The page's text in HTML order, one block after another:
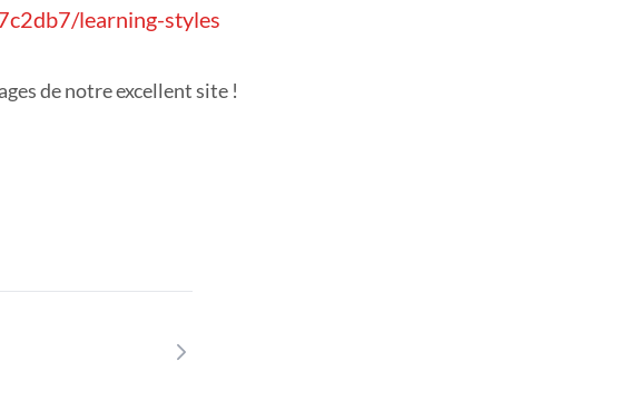
learning-styles
de notre excellent site !